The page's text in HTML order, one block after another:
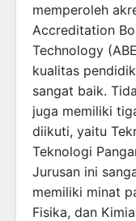
memperoleh
Accreditation
Technology
kualitas
sangat baik.
juga memiliki
diikuti, yaitu
Teknologi
Jurusan ini
memiliki minat
Fisika, dan